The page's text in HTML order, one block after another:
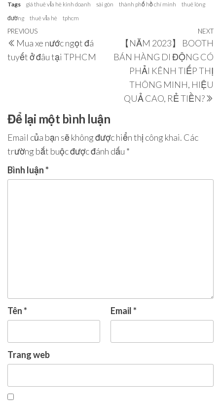
Tags giá thuê vỉa hè kinh doanh sài gòn thành phố hồ chí minh
thuê lòng
đường
thuê vỉa hè tphcm
PREVIOUS
Mua xe nước ngọt đá
tuyết ở đâu tại TPHCM
NEXT
【NĂM 2023】 BOOTH
BÁN HÀNG DI ĐỘNG CÓ
PHẢI KÊNH TIẾP THỊ
THÔNG MINH, HIỆU
QUẢ CAO, RẺ TIỀN?
Để lại một bình luận
Email của bạn sẽ không được hiển thị công khai. Các
trường bắt buộc được đánh dấu *
Bình luận*
Tên* Email*
Trang web